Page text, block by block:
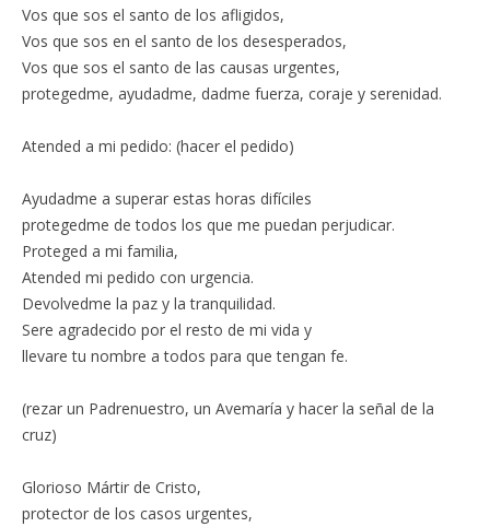
Vos que sos el santo de los afligidos,
Vos que sos en el santo de los desesperados,
Vos que sos el santo de las causas urgentes,
protegedme, ayudadme, dadme fuerza, coraje y serenidad.
Atended a mi pedido: (hacer el pedido)
Ayudadme a superar estas horas difíciles
protegedme de todos los que me puedan perjudicar.
Proteged a mi familia,
Atended mi pedido con urgencia.
Devolvedme la paz y la tranquilidad.
Sere agradecido por el resto de mi vida y
llevare tu nombre a todos para que tengan fe.
(rezar un Padrenuestro, un Avemaría y hacer la señal de la
cruz)
Glorioso Mártir de Cristo,
protector de los casos urgentes,